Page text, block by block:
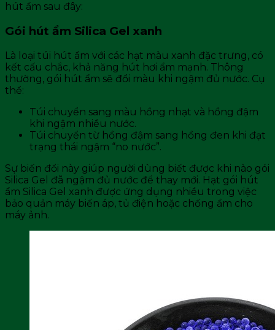
hút ẩm sau đây:
Gói hút ẩm Silica Gel xanh
Là loại túi hút ẩm với các hạt màu xanh đặc trưng, có
kết cấu chắc, khả năng hút hơi ẩm mạnh. Thông
thường, gói hút ẩm sẽ đổi màu khi ngậm đủ nước. Cụ
thể:
Túi chuyển sang màu hồng nhạt và hồng đậm
khi ngậm nhiều nước.
Túi chuyển từ hồng đậm sang hồng đen khi đạt
trạng thái ngậm “no nước”.
Sự biến đổi này giúp người dùng biết được khi nào gói
Silica Gel đã ngậm đủ nước để thay mới. Hạt gói hút
ẩm Silica Gel xanh được ứng dụng nhiều trong việc
bảo quản máy biến áp, tủ điện hoặc chống ẩm cho
máy ảnh.